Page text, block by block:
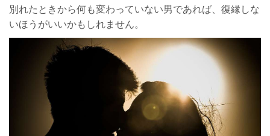
別れたときから何も変わっていない男であれば、復縁しな
いほうがいいかもしれません。